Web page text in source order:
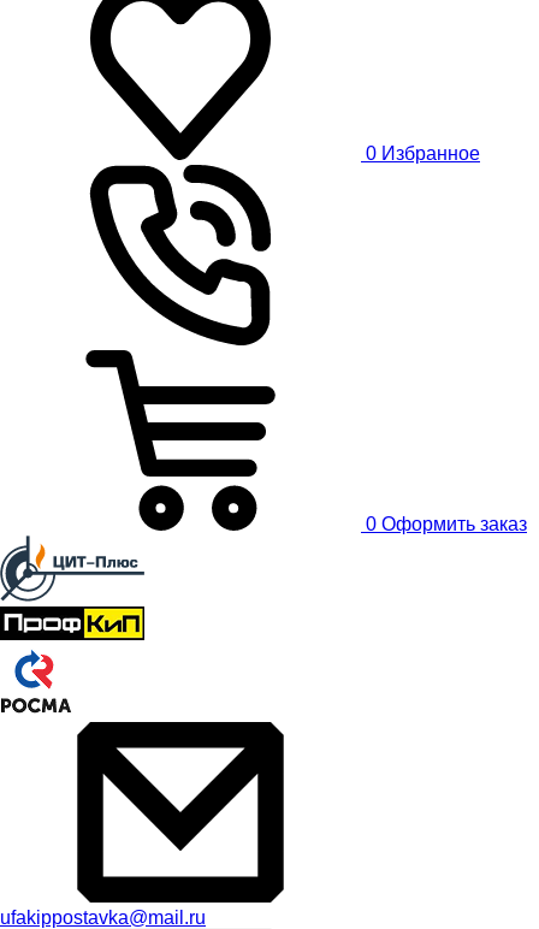
0 Избранное
0 Оформить заказ
ufakippostavka@mail.ru